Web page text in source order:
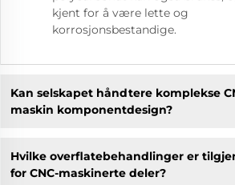
kjent for å være lette og
korrosjonsbestandige.
Kan selskapet håndtere komplekse
maskin komponentdesign?
Hvilke overflatebehandlinger er
for CNC-maskinerte deler?